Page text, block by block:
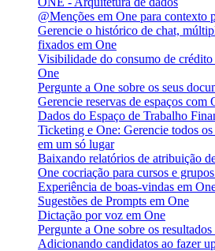
@Menções em One para contexto
Gerencie o histórico de chat,
fixados em One
Visibilidade do consumo de
One
Pergunte a One sobre os seus
Gerencie reservas de espaços com
Dados do Espaço de Trabalho
Ticketing e One: Gerencie todos
em um só lugar
Baixando relatórios de atribuição
One cocriação para cursos e
Experiência de boas-vindas em
Sugestões de Prompts em One
Dictação por voz em One
Pergunte a One sobre os resultados
Adicionando candidatos ao fazer